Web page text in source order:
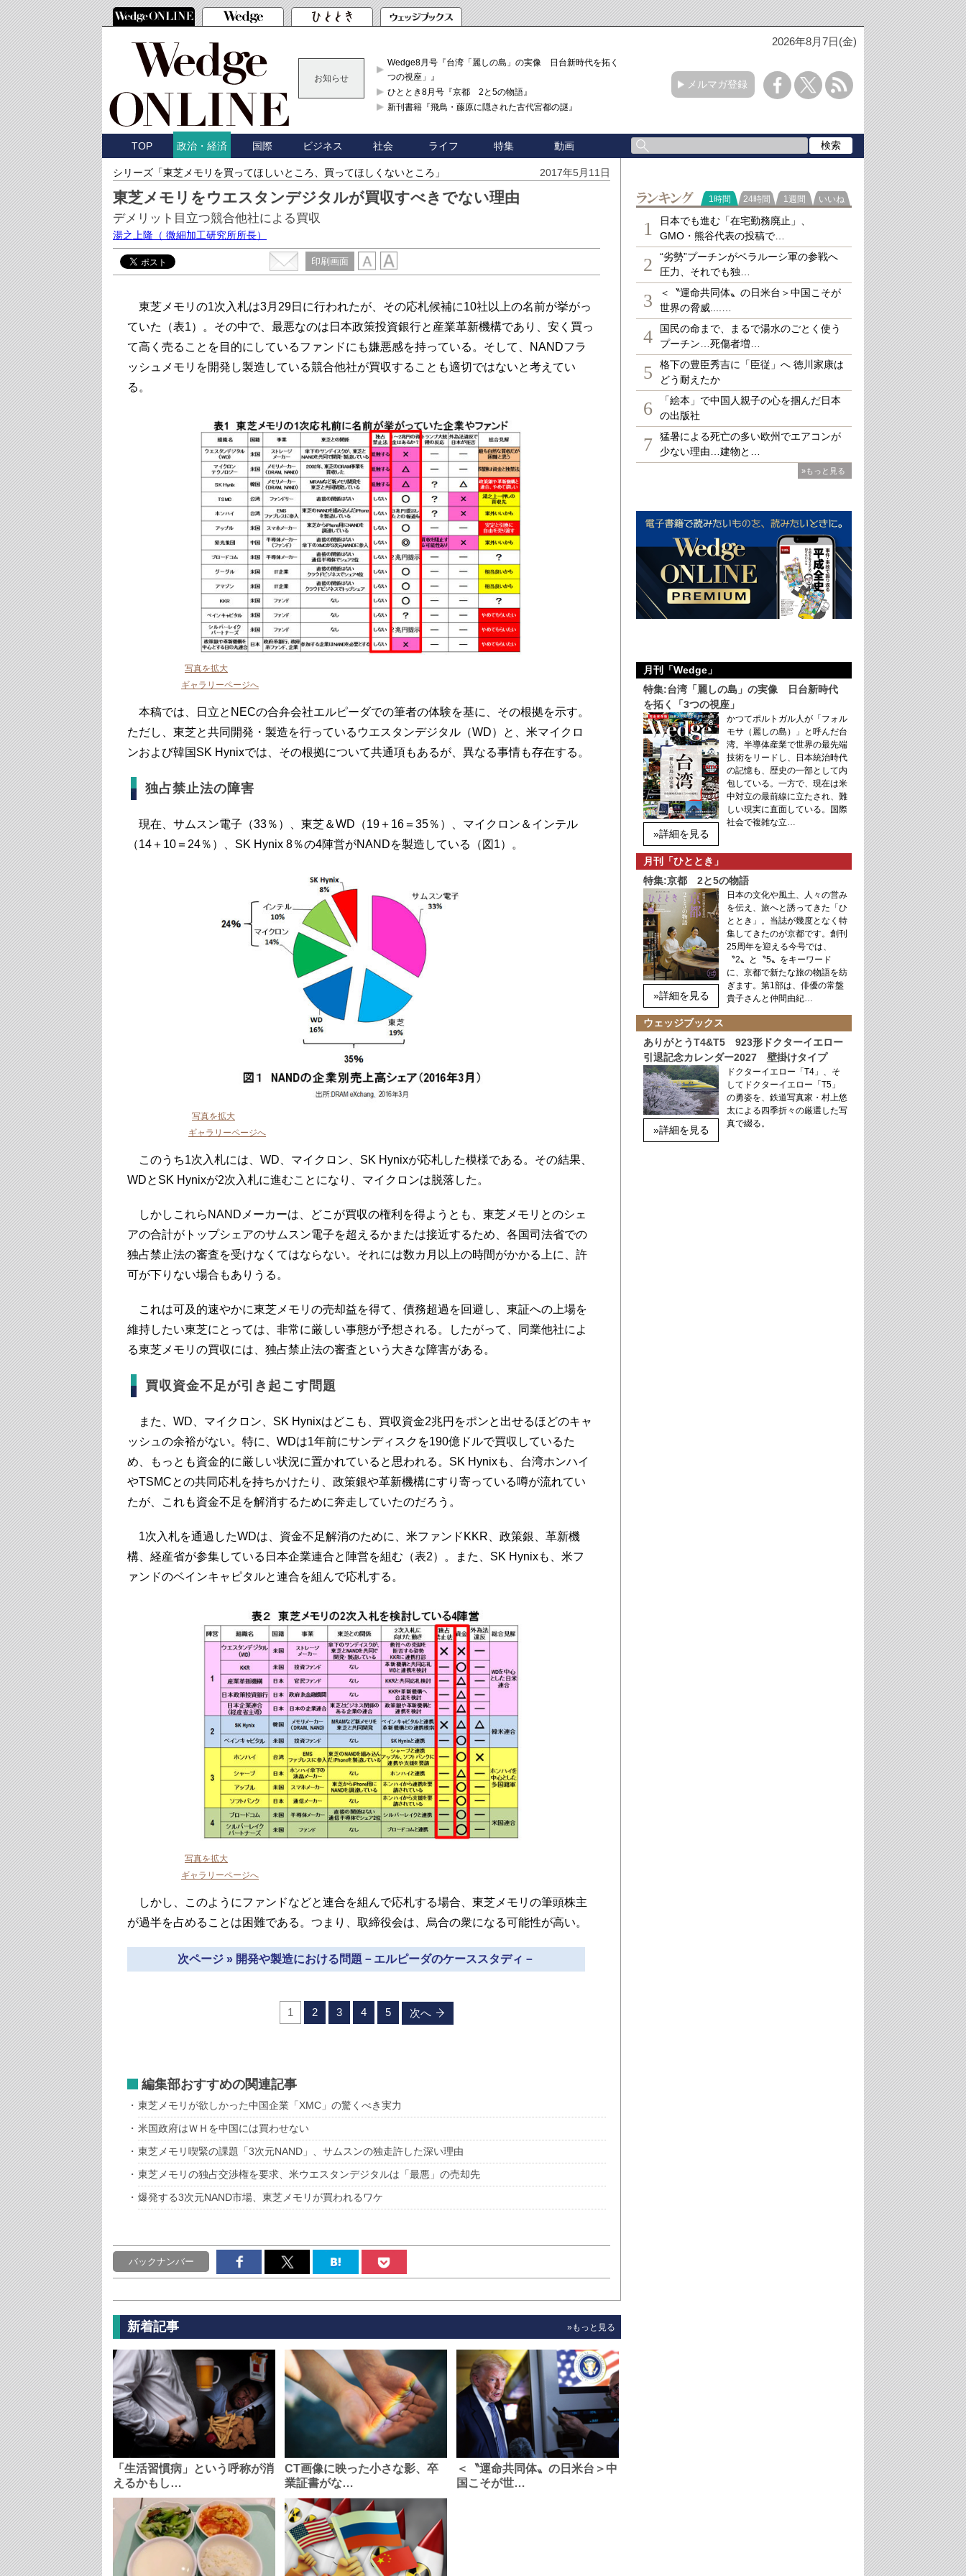
2026年8月7日(金)
お知らせ
Wedge8月号『台湾「麗しの島」の実像 日台新時代を拓く「3
つの視座」』
ひととき8月号『京都 2と5の物語』
新刊書籍『飛鳥・藤原に隠された古代宮都の謎』
メルマガ登録
TOP 政治・経済 国際 ビジネス 社会 ライフ 特集 動画
シリーズ「東芝メモリを買ってほしいところ、買ってほしくないところ」 2017年5月11日
東芝メモリをウエスタンデジタルが買収すべきでない理由
デメリット目立つ競合他社による買収
湯之上隆 （ 微細加工研究所所長）
印刷画面
東芝メモリの1次入札は3月29日に行われたが、その応札候補に10社以上の名前が挙がっ
ていた（表1）。その中で、最悪なのは日本政策投資銀行と産業革新機構であり、安く買っ
て高く売ることを目的にしているファンドにも嫌悪感を持っている。そして、NANDフラ
ッシュメモリを開発し製造している競合他社が買収することも適切ではないと考えてい
る。
写真を拡大
ギャラリーページへ
本稿では、日立とNECの合弁会社エルピーダでの筆者の体験を基に、その根拠を示す。
ただし、東芝と共同開発・製造を行っているウエスタンデジタル（WD）と、米マイクロ
ンおよび韓国SK Hynixでは、その根拠について共通項もあるが、異なる事情も存在する。
独占禁止法の障害
現在、サムスン電子（33％）、東芝＆WD（19＋16＝35％）、マイクロン＆インテル
（14＋10＝24％）、SK Hynix 8％の4陣営がNANDを製造している（図1）。
写真を拡大
ギャラリーページへ
このうち1次入札には、WD、マイクロン、SK Hynixが応札した模様である。その結果、
WDとSK Hynixが2次入札に進むことになり、マイクロンは脱落した。
しかしこれらNANDメーカーは、どこが買収の権利を得ようとも、東芝メモリとのシェ
アの合計がトップシェアのサムスン電子を超えるかまたは接近するため、各国司法省での
独占禁止法の審査を受けなくてはならない。それには数カ月以上の時間がかかる上に、許
可が下りない場合もありうる。
これは可及的速やかに東芝メモリの売却益を得て、債務超過を回避し、東証への上場を
維持したい東芝にとっては、非常に厳しい事態が予想される。したがって、同業他社によ
る東芝メモリの買収には、独占禁止法の審査という大きな障害がある。
買収資金不足が引き起こす問題
また、WD、マイクロン、SK Hynixはどこも、買収資金2兆円をポンと出せるほどのキャ
ッシュの余裕がない。特に、WDは1年前にサンディスクを190億ドルで買収しているた
め、もっとも資金的に厳しい状況に置かれていると思われる。SK Hynixも、台湾ホンハイ
やTSMCとの共同応札を持ちかけたり、政策銀や革新機構にすり寄っている噂が流れてい
たが、これも資金不足を解消するために奔走していたのだろう。
1次入札を通過したWDは、資金不足解消のために、米ファンドKKR、政策銀、革新機
構、経産省が参集している日本企業連合と陣営を組む（表2）。また、SK Hynixも、米フ
ァンドのベインキャピタルと連合を組んで応札する。
写真を拡大
ギャラリーページへ
しかし、このようにファンドなどと連合を組んで応札する場合、東芝メモリの筆頭株主
が過半を占めることは困難である。つまり、取締役会は、烏合の衆になる可能性が高い。
次ページ » 開発や製造における問題－エルピーダのケーススタディ－
1 2 3 4 5 次へ
編集部おすすめの関連記事
東芝メモリが欲しかった中国企業「XMC」の驚くべき実力
米国政府はＷＨを中国には買わせない
東芝メモリ喫緊の課題「3次元NAND」、サムスンの独走許した深い理由
東芝メモリの独占交渉権を要求、米ウエスタンデジタルは「最悪」の売却先
爆発する3次元NAND市場、東芝メモリが買われるワケ
バックナンバー
新着記事 »もっと見る
「生活習慣病」という呼称が消
えるかもし…
CT画像に映った小さな影、卒
業証書がな…
＜〝運命共同体〟の日米台＞中
国こそが世…
ランキング
1時間 24時間 1週間 いいね
1
日本でも進む「在宅勤務廃止」、
GMO・熊谷代表の投稿で…
2
“劣勢”プーチンがベラルーシ軍の参戦へ
圧力、それでも独…
3
＜〝運命共同体〟の日米台＞中国こそが
世界の脅威....…
4
国民の命まで、まるで湯水のごとく使う
プーチン…死傷者増…
5
格下の豊臣秀吉に「臣従」へ 徳川家康は
どう耐えたか
6
「絵本」で中国人親子の心を掴んだ日本
の出版社
7
猛暑による死亡の多い欧州でエアコンが
少ない理由…建物と…
»もっと見る
月刊「Wedge」
特集:台湾「麗しの島」の実像 日台新時代
を拓く「3つの視座」
»詳細を見る
かつてポルトガル人が「フォル
モサ（麗しの島）」と呼んだ台
湾。半導体産業で世界の最先端
技術をリードし、日本統治時代
の記憶も、歴史の一部として内
包している。一方で、現在は米
中対立の最前線に立たされ、難
しい現実に直面している。国際
社会で複雑な立…
月刊「ひととき」
特集:京都 2と5の物語
»詳細を見る
日本の文化や風土、人々の営み
を伝え、旅へと誘ってきた「ひ
ととき」。当誌が幾度となく特
集してきたのが京都です。創刊
25周年を迎える今号では、
〝2〟と〝5〟をキーワード
に、京都で新たな旅の物語を紡
ぎます。第1部は、俳優の常盤
貴子さんと仲間由紀…
ウェッジブックス
ありがとうT4&T5 923形ドクターイエロー
引退記念カレンダー2027 壁掛けタイプ
»詳細を見る
ドクターイエロー「T4」、そ
してドクターイエロー「T5」
の勇姿を、鉄道写真家・村上悠
太による四季折々の厳選した写
真で綴る。